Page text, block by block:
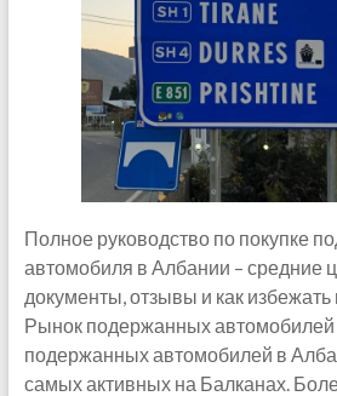
Полное руководство по покупке
автомобиля в Албании – средние
документы, отзывы и как
Рынок подержанных
подержанных автомобилей в
самых активных на Балканах.